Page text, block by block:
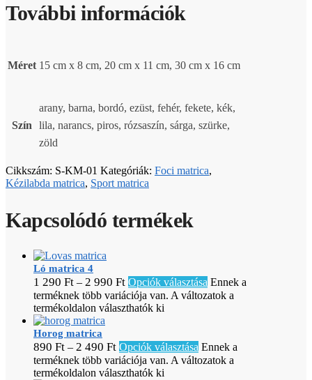
További információk
Méret 15 cm x 8 cm, 20 cm x 11 cm, 30 cm x 16 cm
Szín
arany, barna, bordó, ezüst, fehér, fekete, kék,
lila, narancs, piros, rózsaszín, sárga, szürke,
zöld
Cikkszám: S-KM-01 Kategóriák: Foci matrica,
Kézilabda matrica, Sport matrica
Kapcsolódó termékek
Ló matrica 4
1 290 Ft – 2 990 Ft Opciók választása Ennek a
terméknek több variációja van. A változatok a
termékoldalon választhatók ki
Horog matrica
890 Ft – 2 490 Ft Opciók választása Ennek a
terméknek több variációja van. A változatok a
termékoldalon választhatók ki